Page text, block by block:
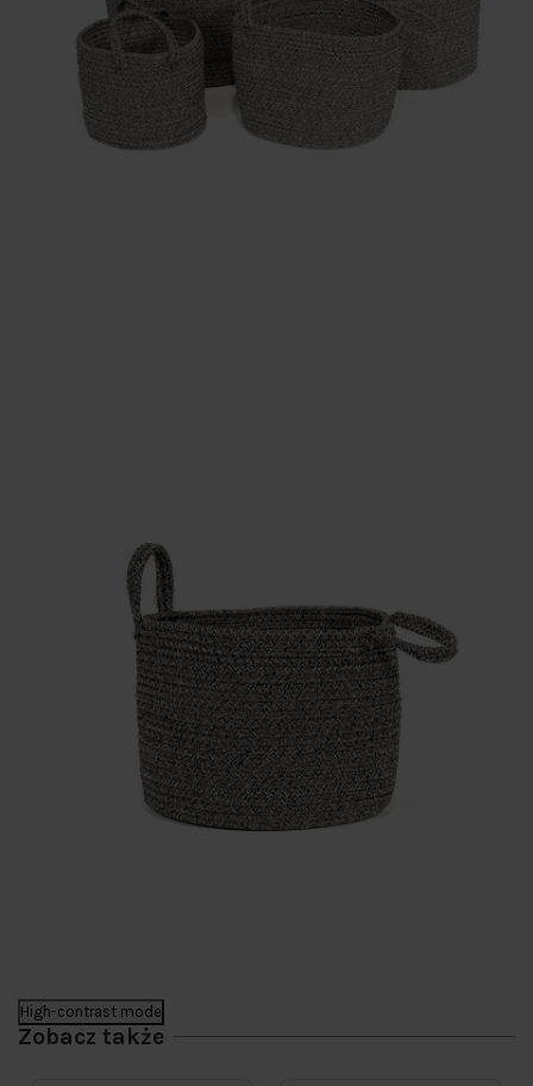
High-contrast mode
Zobacz także